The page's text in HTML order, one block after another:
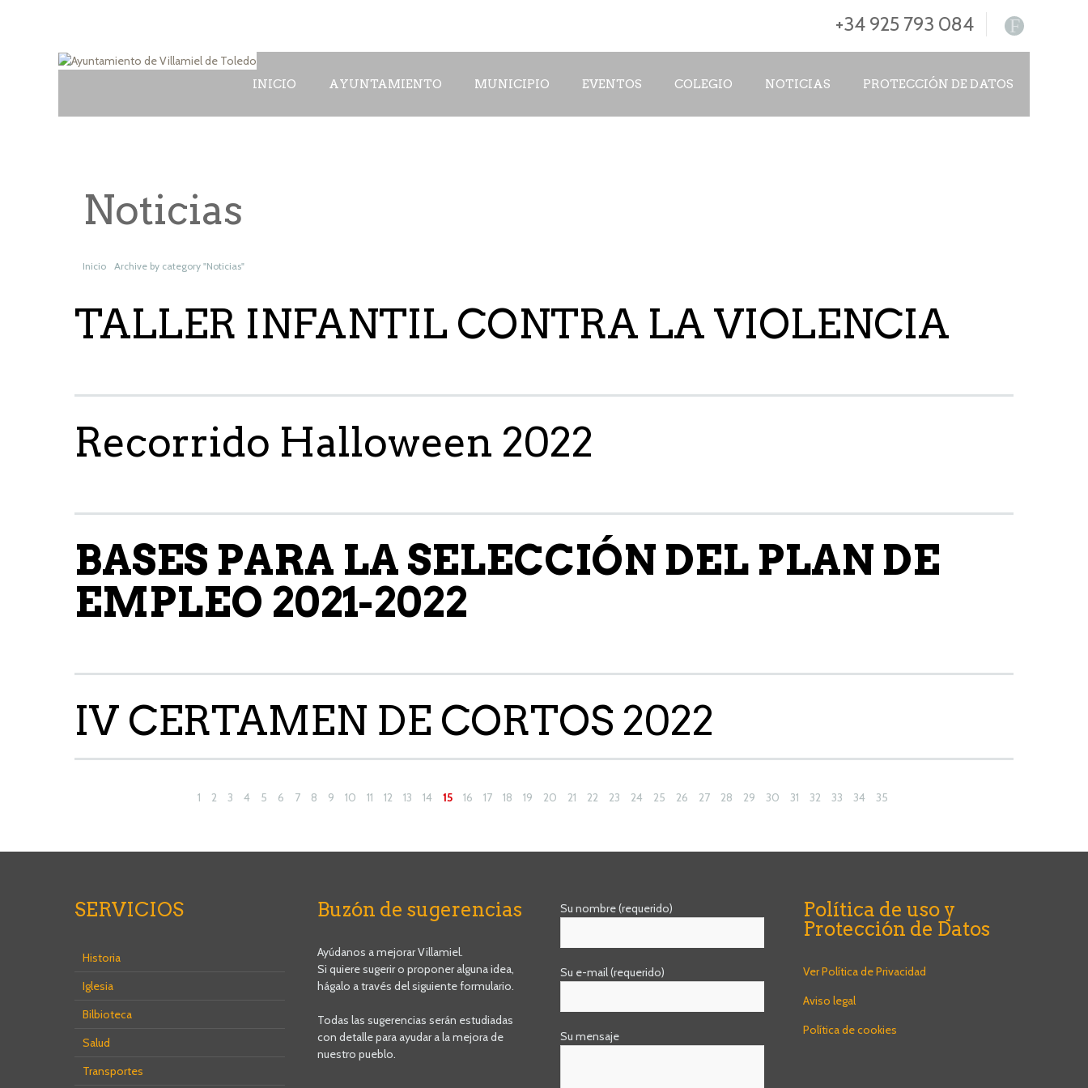
F
+34 925 793 084
INICIO AYUNTAMIENTO MUNICIPIO EVENTOS COLEGIO NOTICIAS PROTECCIÓN DE DATOS
Noticias
Inicio Archive by category "Noticias"
TALLER INFANTIL CONTRA LA VIOLENCIA
Recorrido Halloween 2022
BASES PARA LA SELECCIÓN DEL PLAN DE
EMPLEO 2021-2022
IV CERTAMEN DE CORTOS 2022
1 2 3 4 5 6 7 8 9 10 11 12 13 14 15 16 17 18 19 20 21 22 23 24 25 26 27 28 29 30 31 32 33 34 35
SERVICIOS
Historia
Iglesia
Bilbioteca
Salud
Transportes
Buzón de sugerencias
Ayúdanos a mejorar Villamiel.
Si quiere sugerir o proponer alguna idea,
hágalo a través del siguiente formulario.
Todas las sugerencias serán estudiadas
con detalle para ayudar a la mejora de
nuestro pueblo.
Su nombre (requerido)
Su e-mail (requerido)
Su mensaje
Política de uso y
Protección de Datos
Ver Política de Privacidad
Aviso legal
Política de cookies